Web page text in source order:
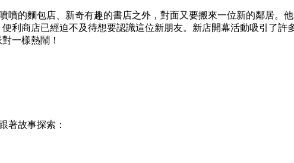
噴的麵包店、新奇有趣的書店之外，對面又要搬來一位新的鄰居。
利商店已經迫不及待想要認識這位新朋友。新店開幕活動吸引了許
一樣熱鬧！
著故事探索：